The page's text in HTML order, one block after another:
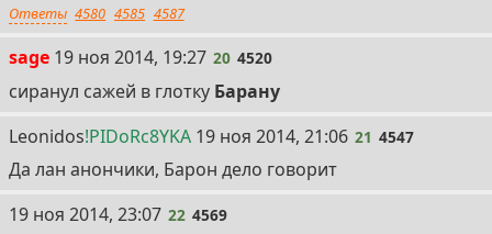
Ответы 4580 4585 4587
sage 20
19 ноя 2014, 19:27 20 4520
сиранул сажей в глотку Барану
Leonidos!PIDoRc8YKA 21
19 ноя 2014, 21:06 21 4547
Да лан анончики, Барон дело говорит
22
19 ноя 2014, 23:07 22 4569